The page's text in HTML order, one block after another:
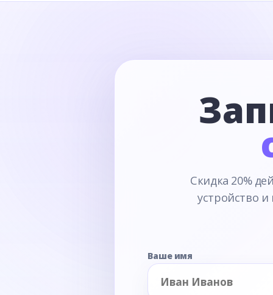
Скидка 20%
устройство
Ваше имя